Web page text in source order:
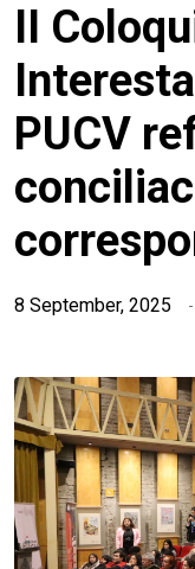
II
PUCV
8 September, 2025